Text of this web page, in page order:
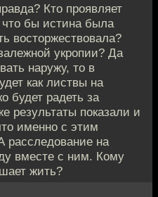
Кто проявляет
что бы истина была
восторжествовала?
укропии? Да
наружу, то в
как листвы на
будет радеть за
результаты показали и
именно с этим
расследование на
вместе с ним. Кому
жить?